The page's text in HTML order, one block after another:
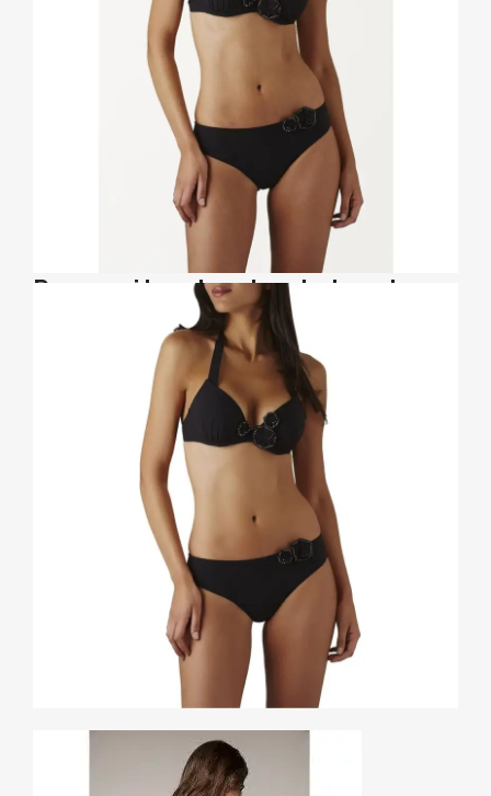
Pourquoi la retouche photo est
obligatoire ?
retouche photo
est nécessaire pour sublimer le résultat
obtenu lors du shooting. Elle vous permet par exemple
d’accentuer la couleur de votre produit, de mettre en
valeur les détails, et de gommer certains défauts. Cette
étape est également indispensable pour offrir des photos
de qualité témoignant de votre professionnalisme auprès
Mais encore faut-il que la retouche soit confiée à un
professionnel qui s’y connaît en la matière et qui garantit
un résultat probant. Pour ce faire, vous pouvez faire appel
, un expert en retouche photo et qui propose
des prix défiant toute concurrence.